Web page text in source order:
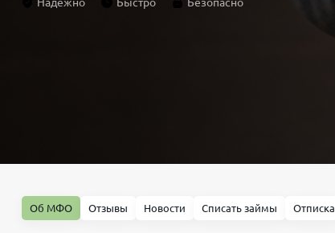
Об МФО Отзывы Новости Списать займы Отписка